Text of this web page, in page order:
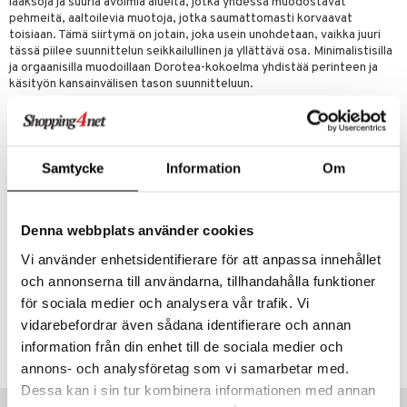
Samtycke Information Om
Denna webbplats använder cookies
Vi använder enhetsidentifierare för att anpassa innehållet
och annonserna till användarna, tillhandahålla funktioner
för sociala medier och analysera vår trafik. Vi
vidarebefordrar även sådana identifierare och annan
information från din enhet till de sociala medier och
annons- och analysföretag som vi samarbetar med.
Dessa kan i sin tur kombinera informationen med annan
pehmeitä, aaltoilevia muotoja, jotka saumattomasti korvaavat
toisiaan. Tämä siirtymä on jotain, joka usein unohdetaan, vaikka juuri
tässä piilee suunnittelun seikkailullinen ja yllättävä osa. Minimalistisilla
ja orgaanisilla muodoillaan Dorotea-kokoelma yhdistää perinteen ja
käsityön kansainvälisen tason suunnitteluun.
Dorotea-myllyt on valmistettu kierrätetystä ruostumattomasta
teräksestä. Tämä tarkoittaa, että ruostumattomalla teräksellä on
muuttaa uusiksi tuotteiksi menettämättä ominaisuuksiaan ja laatuaan.
Ruostumatonta terästä voidaan käyttää uudelleen loputtomasti, ja
Suunnittelu: Monica Förster
Dorotea sai kansainvälisen muotoilupalkinnon German Design Award
vuonna 2025 kategoriassa Excellent Product Design.
Tuotenumero
IUA74-14-8I
Suositut tuotteet